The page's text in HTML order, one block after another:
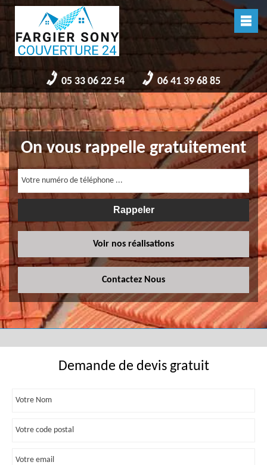
05 33 06 22 54 06 41 39 68 85
On vous rappelle gratuitement
Voir nos réalisations
Contactez Nous
Demande de devis gratuit